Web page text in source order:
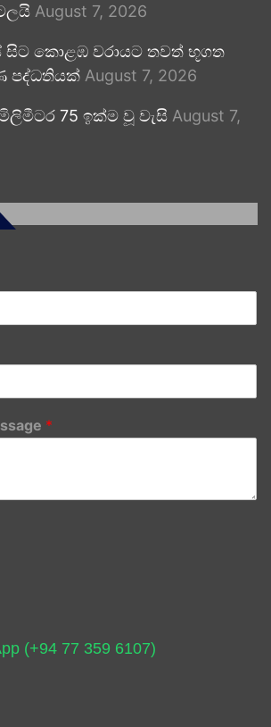
August 7, 2026
සිට කොළඹ වරායට තවත් භූගත
පද්ධතියක් August 7, 2026
මිලිමීටර 75 ඉක්ම වූ වැසි August 7,
*
(+94 77 359 6107)